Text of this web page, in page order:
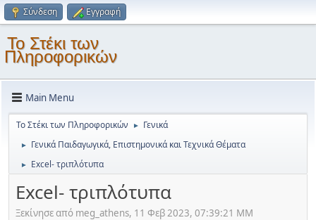
Σύνδεση Εγγραφή
Το Στέκι των
Πληροφορικών
Main Menu
Το Στέκι των Πληροφορικών ► Γενικά
► Γενικά Παιδαγωγικά, Επιστημονικά και Τεχνικά Θέματα
► Excel- τριπλότυπα
Excel- τριπλότυπα
Ξεκίνησε από meg_athens, 11 Φεβ 2023, 07:39:21 ΜΜ